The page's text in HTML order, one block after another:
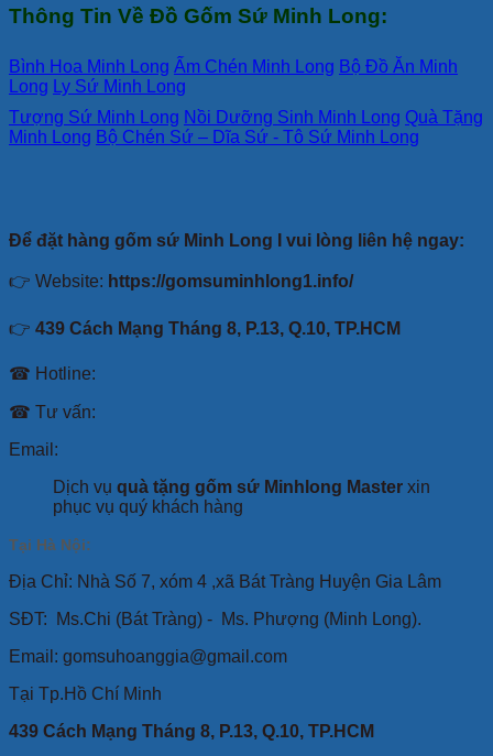
Thông Tin Về Đồ Gốm Sứ Minh Long:
Bình Hoa Minh Long Ấm Chén Minh Long Bộ Đồ Ăn Minh
Long
Ly Sứ Minh Long
Tượng Sứ Minh Long Nồi Dưỡng Sinh Minh Long Quà Tặng
Minh Long Bộ Chén Sứ – Dĩa Sứ - Tô Sứ Minh Long
Để đặt hàng gốm sứ Minh Long I vui lòng liên hệ ngay:
👉 Website: https://gomsuminhlong1.info/
👉 439 Cách Mạng Tháng 8, P.13, Q.10, TP.HCM
☎ Hotline:
☎ Tư vấn:
Email:
Dịch vụ quà tặng gốm sứ Minhlong Master xin
phục vụ quý khách hàng
Tại Hà Nội:
Địa Chỉ: Nhà Số 7, xóm 4 ,xã Bát Tràng Huyện Gia Lâm
SĐT:
Ms.Chi (Bát Tràng) - Ms. Phượng (Minh Long).
Email: gomsuhoanggia@gmail.com
Tại Tp.Hồ Chí Minh
439 Cách Mạng Tháng 8, P.13, Q.10, TP.HCM